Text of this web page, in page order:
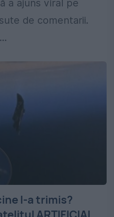
a ajuns viral pe
de comentarii.
l-a trimis?